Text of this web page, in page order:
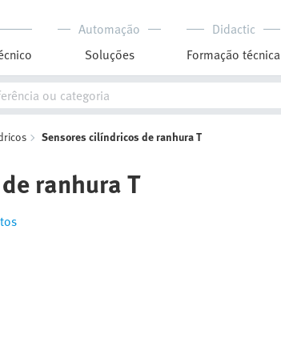
Automação
Soluções
Didactic
Formação técnica
Sensores cilíndricos de ranhura T
ranhura T